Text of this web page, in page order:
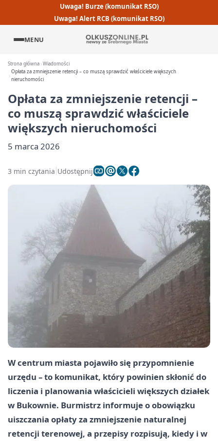
Uwaga! Burze (komunikat RSO)
Uwaga! Alert RCB (komunikat RSO)
MENU
Strona główna Wiadomości
Opłata za zmniejszenie retencji – co muszą sprawdzić właściciele większych
nieruchomości
Opłata za zmniejszenie retencji –
co muszą sprawdzić właściciele
większych nieruchomości
5 marca 2026
3 min czytania Udostępnij
W centrum miasta pojawiło się przypomnienie
urzędu – to komunikat, który powinien skłonić do
liczenia i planowania właścicieli większych działek
w Bukownie. Burmistrz informuje o obowiązku
uiszczania opłaty za zmniejszenie naturalnej
retencji terenowej, a przepisy rozpisują, kiedy i w